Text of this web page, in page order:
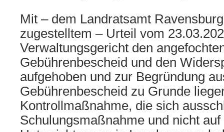
Mit – dem Landratsamt
zugestelltem – Urteil vom
Verwaltungsgericht den
Gebührenbescheid und den
aufgehoben und zur Begründung
Gebührenbescheid zu Grunde
Kontrollmaßnahme, die sich
Schulungsmaßnahme und nicht auf